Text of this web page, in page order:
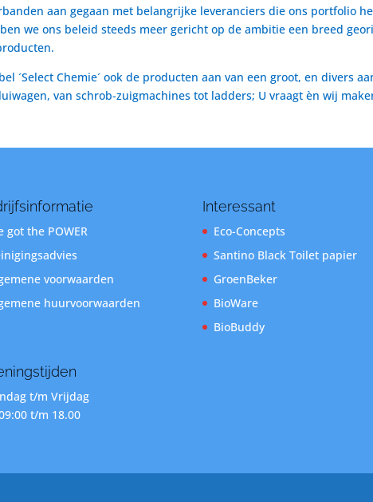
aan gegaan met belangrijke leveranciers die ons portfolio
we ons beleid steeds meer gericht op de ambitie een breed
´Select Chemie´ ook de producten aan van een groot, en divers
van schrob-zuigmachines tot ladders; U vraagt èn wij
got the POWER
voorwaarden
huurvoorwaarden
t/m Vrijdag
t/m 18.00
Interessant
Eco-Concepts
Santino Black Toilet papier
GroenBeker
BioWare
BioBuddy